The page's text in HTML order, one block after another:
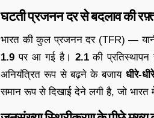
घटती प्रजनन दर से बदलाव की
भारत की कुल प्रजनन दर (TFR) —
1.9 पर आ गई है। 2.1की
अनियंत्रित रूप से बढ़ने के बजाय धीरे-
समान रूप से दिखाई देने लगी है, जो